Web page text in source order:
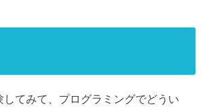
してみて、プログラミングでどうい